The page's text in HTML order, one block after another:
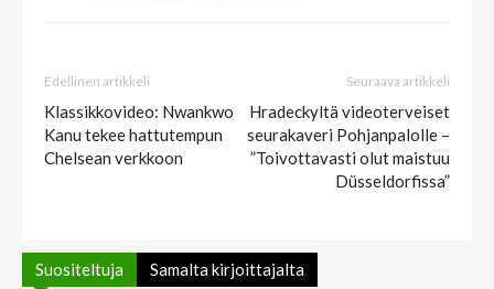
Edellinen artikkeli
Klassikkovideo: Nwankwo
Kanu tekee hattutempun
Chelsean verkkoon
Seuraava artikkeli
Hradeckyltä videoterveiset
seurakaveri Pohjanpalolle –
”Toivottavasti olut maistuu
Düsseldorfissa”
Suositeltuja Samalta kirjoittajalta